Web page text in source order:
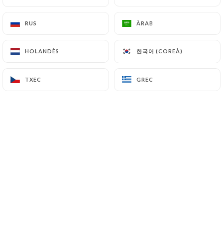
RUS ÀRAB
HOLANDÈS 한국어 (COREÀ)
TXEC GREC
RUS ÀRAB
HOLANDÈS 한국어 (COREÀ)
TXEC GREC